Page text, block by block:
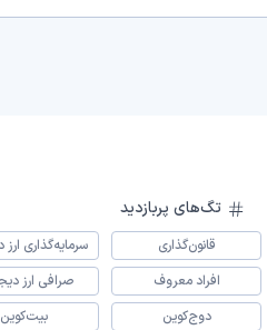
تگ‌های پربازدید
قانون‌گذاری
سرمایه‌گذاری
افراد معروف
صرافی ارز
دوج‌کوین
بیت‌کوین